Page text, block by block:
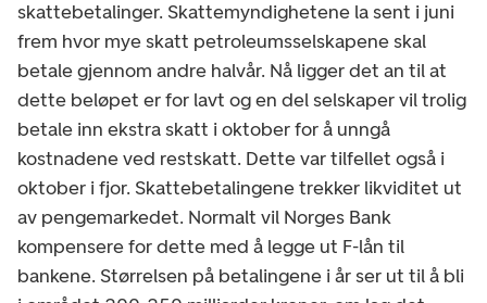
skattebetalinger. Skattemyndighetene la sent i juni
frem hvor mye skatt petroleumsselskapene skal
betale gjennom andre halvår. Nå ligger det an til at
dette beløpet er for lavt og en del selskaper vil trolig
betale inn ekstra skatt i oktober for å unngå
kostnadene ved restskatt. Dette var tilfellet også i
oktober i fjor. Skattebetalingene trekker likviditet ut
av pengemarkedet. Normalt vil Norges Bank
kompensere for dette med å legge ut F-lån til
bankene. Størrelsen på betalingene i år ser ut til å bli